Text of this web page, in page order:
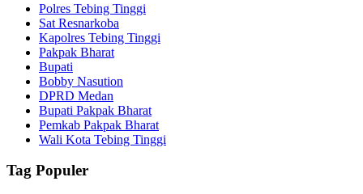
Polres Tebing Tinggi
Sat Resnarkoba
Kapolres Tebing Tinggi
Pakpak Bharat
Bupati
Bobby Nasution
DPRD Medan
Bupati Pakpak Bharat
Pemkab Pakpak Bharat
Wali Kota Tebing Tinggi
Tag Populer